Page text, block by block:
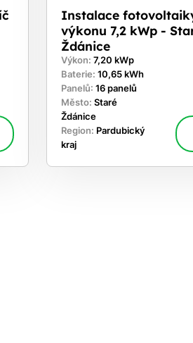
Instalace
výkonu 7,2 kWp -
Ždánice
Výkon:7,20 kWp
Baterie:10,65 kWh
Panelů:16 panelů
Město:Staré
Ždánice
Region: Pardubický
kraj